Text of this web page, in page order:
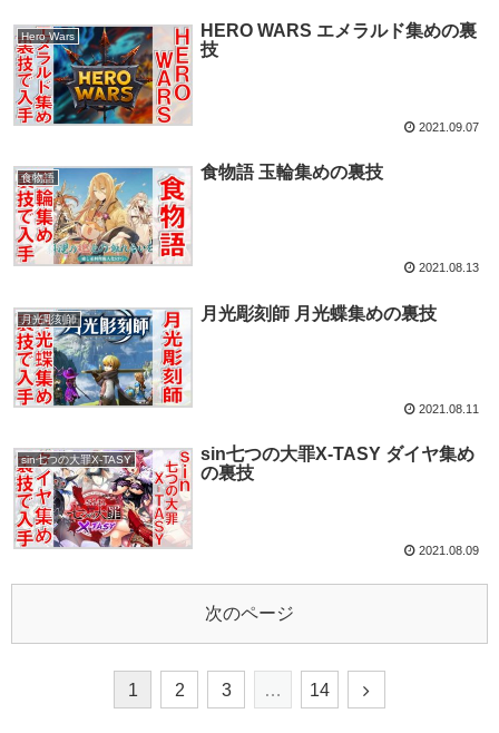
Hero Wars
HERO WARS エメラルド集めの裏
技
2021.09.07
食物語 食物語 玉輪集めの裏技
2021.08.13
月光彫刻師 月光彫刻師 月光蝶集めの裏技
2021.08.11
sin七つの大罪X-TASY
sin七つの大罪X-TASY ダイヤ集め
の裏技
2021.08.09
次のページ
1 2 3 … 14